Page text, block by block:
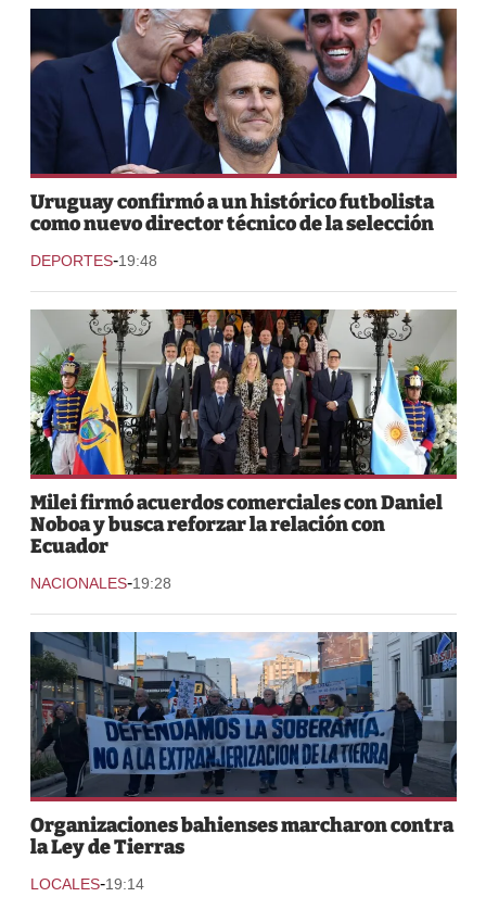
Uruguay confirmó a un histórico futbolista
como nuevo director técnico de la selección
DEPORTES-19:48
Milei firmó acuerdos comerciales con Daniel
Noboa y busca reforzar la relación con
Ecuador
NACIONALES-19:28
Organizaciones bahienses marcharon contra
la Ley de Tierras
LOCALES-19:14